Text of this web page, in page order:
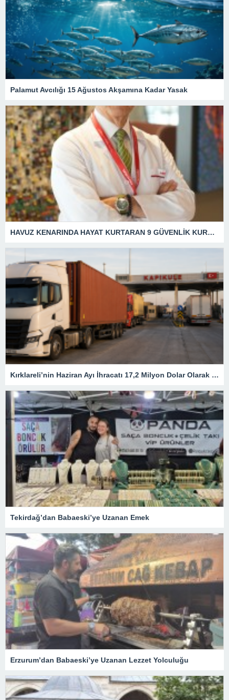
Palamut Avcılığı 15 Ağustos Akşamına Kadar Yasak
HAVUZ KENARINDA HAYAT KURTARAN 9 GÜVENLİK KURALI
Kırklareli’nin Haziran Ayı İhracatı 17,2 Milyon Dolar Olarak Gerçekleşti
Tekirdağ’dan Babaeski’ye Uzanan Emek
Erzurum’dan Babaeski’ye Uzanan Lezzet Yolculuğu